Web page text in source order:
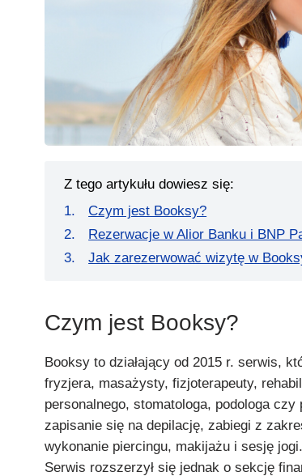
Z tego artykułu dowiesz się:
Czym jest Booksy?
Rezerwacje w Alior Banku i BNP
Jak zarezerwować wizytę w
Czym jest Booksy?
Booksy to działający od 2015 r. serwis,
fryzjera, masażysty, fizjoterapeuty,
personalnego, stomatologa, podologa
zapisanie się na depilację, zabiegi z
wykonanie piercingu, makijażu i sesję
Serwis rozszerzył się jednak o sekcję